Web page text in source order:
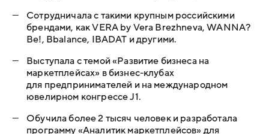
—
Сотрудничала с такими крупным российскими
брендами, как VERA by Vera Brezhneva, WANNA?
Be!, Bbalance, IBADAT и другими.
—
Выступала с темой «Развитие бизнеса на
маркетплейсах» в бизнес-клубах
для предпринимателей и на международном
ювелирном конгрессе J1.
—
Обучила более 2 тысяч человек и разработала
программу «Аналитик маркетплейсов» для